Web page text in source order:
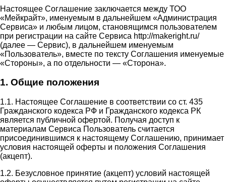
Настоящее Соглашение заключается между ТОО
«Мейкрайт», именуемым в дальнейшем «Администрация
Сервиса» и любым лицом, становящимся пользователем
при регистрации на сайте Сервиса http://makeright.ru/
(далее — Сервис), в дальнейшем именуемым
«Пользователь», вместе по тексту Соглашения именуемые
«Стороны», а по отдельности — «Сторона».
1. Общие положения
1.1. Настоящее Соглашение в соответствии со ст. 435
Гражданского кодекса РФ и Гражданского кодекса РК
является публичной офертой. Получая доступ к
материалам Сервиса Пользователь считается
присоединившимся к настоящему Соглашению, принимает
условия настоящей оферты и положения Соглашения
(акцепт).
1.2. Безусловное принятие (акцепт) условий настоящей